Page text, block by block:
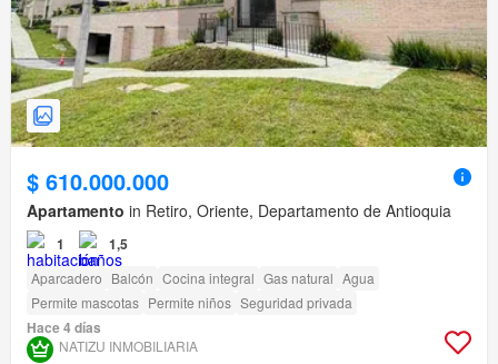
$ 610.000.000
Apartamento in Retiro, Oriente, Departamento de Antioquia
1 1,5
Aparcadero Balcón Cocina integral Gas natural Agua
Permite mascotas Permite niños Seguridad privada
Hace 4 días
NATIZU INMOBILIARIA